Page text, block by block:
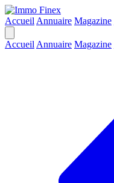
Accueil Annuaire Magazine
Accueil Annuaire Magazine